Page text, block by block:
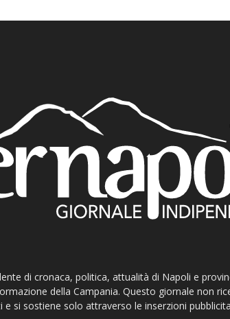
di cronaca, politica, attualità di Napoli e
della Campania. Questo giornale non
e si sostiene solo attraverso le inserzioni